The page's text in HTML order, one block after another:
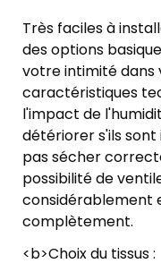
Très faciles à
des options
votre intimité dans
caractéristiques
l'impact de
détériorer s'ils
pas sécher
possibilité de
considérablement
complètement.
<b>Choix du tissus :